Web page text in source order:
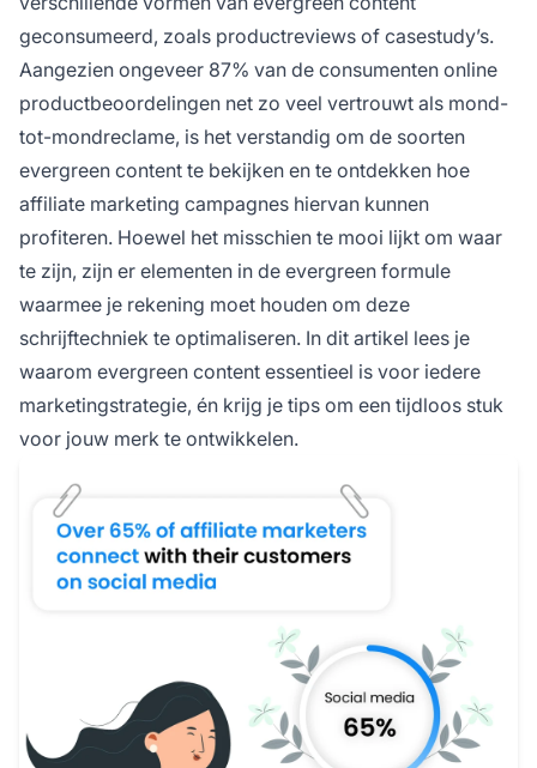
geconsumeerd, zoals productreviews of casestudy’s.
Aangezien ongeveer 87% van de consumenten online
productbeoordelingen net zo veel vertrouwt als mond-
tot-mondreclame, is het verstandig om de soorten
evergreen content te bekijken en te ontdekken hoe
affiliate marketing campagnes hiervan kunnen
profiteren. Hoewel het misschien te mooi lijkt om waar
te zijn, zijn er elementen in de evergreen formule
waarmee je rekening moet houden om deze
schrijftechniek te optimaliseren. In dit artikel lees je
waarom evergreen content essentieel is voor iedere
marketingstrategie, én krijg je tips om een tijdloos stuk
voor jouw merk te ontwikkelen.